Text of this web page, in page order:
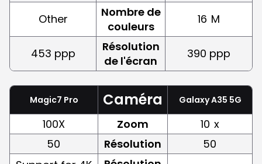
Other
Nombre de
couleurs
16 M
453 ppp
Résolution
de l'écran
390 ppp
Magic7 Pro Caméra Galaxy A35 5G
100X Zoom 10 x
50
Résolution
50